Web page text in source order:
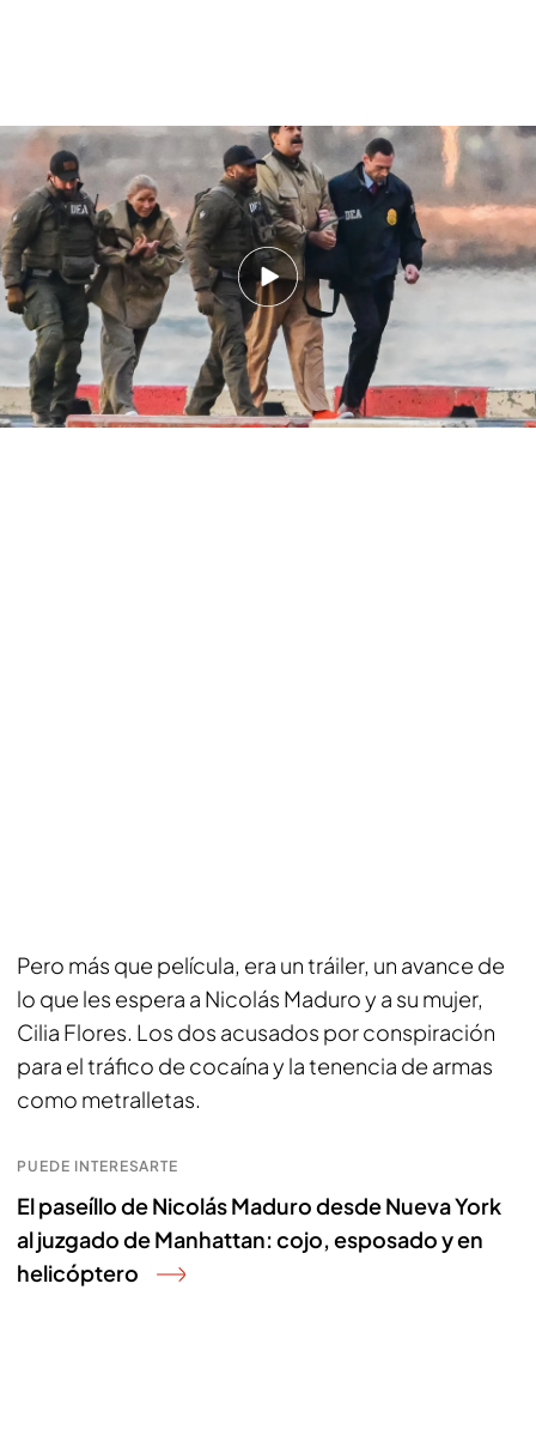
Un espontáneo a Maduro en la sala: "Vas a pagar por tus crímenes" y la
respuesta del dictador
Pero más que película, era un tráiler, un avance de
lo que les espera a Nicolás Maduro y a su mujer,
Cilia Flores. Los dos acusados por conspiración
para el tráfico de cocaína y la tenencia de armas
como metralletas.
PUEDE INTERESARTE
El paseíllo de Nicolás Maduro desde Nueva York
al juzgado de Manhattan: cojo, esposado y en
helicóptero